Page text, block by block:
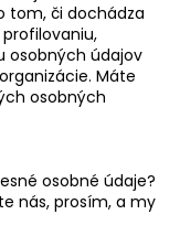
tom, či dochádza
osobných údajov
Máte
osobných
osobné údaje?
nás, prosím, a my